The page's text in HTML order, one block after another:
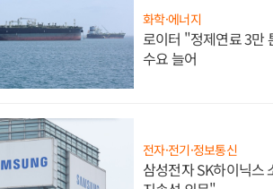
화학·에너지
로이터 "정제연료 3만
수요 늘어
전자·전기·정보통신
삼성전자 SK하이닉스